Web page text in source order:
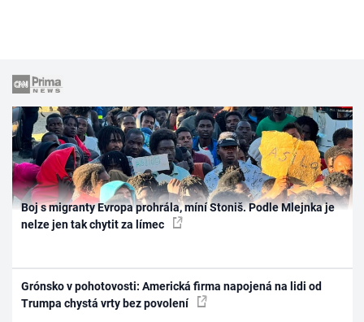
Boj s migranty Evropa prohrála, míní Stoniš. Podle Mlejnka je
nelze jen tak chytit za límec
Grónsko v pohotovosti: Americká firma napojená na lidi od
Trumpa chystá vrty bez povolení